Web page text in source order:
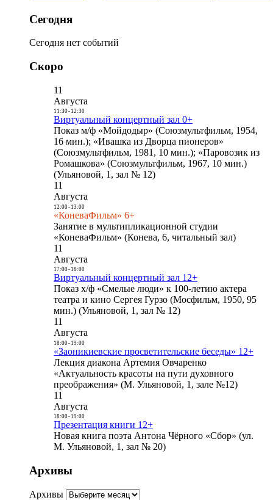
Сегодня
Сегодня нет событий
Скоро
11
Августа
11:30- 12:30
Виртуальный концертный зал 0+
Показ м/ф «Мойдодыр» (Союзмультфильм, 1954,
16 мин.); «Ивашка из Дворца пионеров»
(Союзмультфильм, 1981, 10 мин.); «Паровозик из
Ромашкова» (Союзмультфильм, 1967, 10 мин.)
(Ульяновой, 1, зал № 12)
11
Августа
12:00- 13:00
«КоневаФильм» 6+
Занятие в мультипликационной студии
«КоневаФильм» (Конева, 6, читальный зал)
11
Августа
17:00- 18:00
Виртуальный концертный зал 12+
Показ х/ф «Смелые люди» к 100-летию актера
театра и кино Сергея Гурзо (Мосфильм, 1950, 95
мин.) (Ульяновой, 1, зал № 12)
11
Августа
18:00- 19:00
«Заоникиевские просветительские беседы» 12+
Лекция диакона Артемия Овчаренко
«Актуальность красоты на пути духовного
преображения» (М. Ульяновой, 1, зале №12)
11
Августа
18:00- 19:00
Презентация книги 12+
Новая книга поэта Антона Чёрного «Сбор» (ул.
М. Ульяновой, 1, зал № 20)
Архивы
Архивы